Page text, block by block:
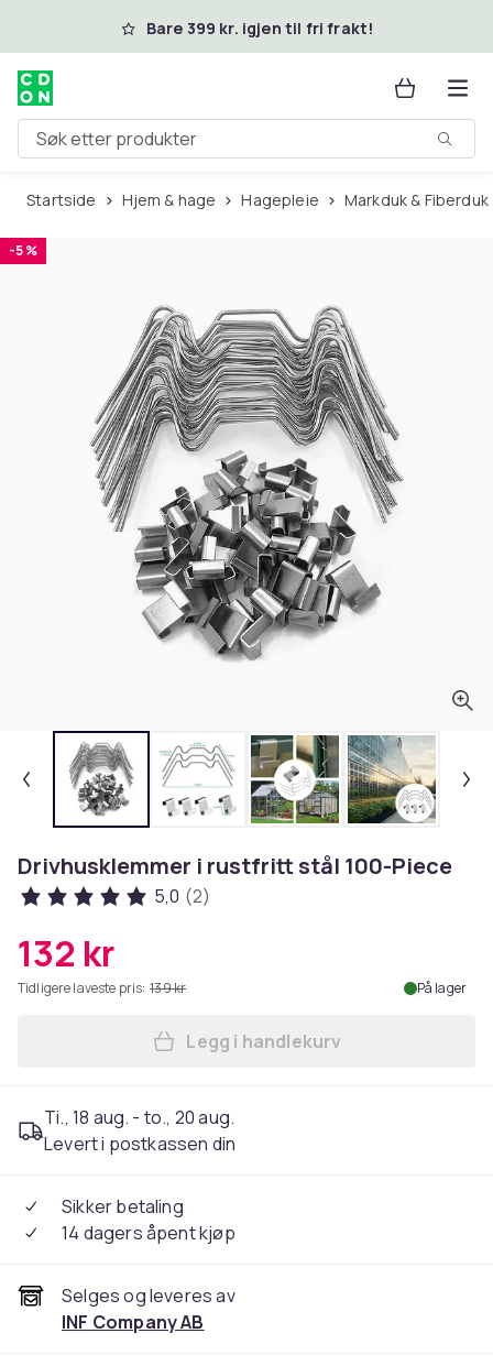
Hopp til hovedinnholdBare 399 kr. igjen til fri frakt!
Søk etter produkter
Startside Hjem & hage Hagepleie Markduk & Fiberduk
-5 %
Drivhusklemmer i rustfritt stål 100-Piece
5,0 (2)
132 kr
Tidligere laveste pris: 139 kr På lager
Legg Drivhusklemmer i
Legg i handlekurv
Ti., 18 aug. - to., 20 aug.
Levert i postkassen din
Sikker betaling
14 dagers åpent kjøp
Selges og leveres av
INF Company AB